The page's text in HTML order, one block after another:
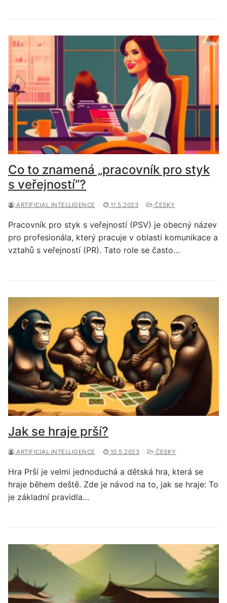
Co to znamená „pracovník pro styk
s veřejností“?
ARTIFICIAL INTELLIGENCE 11.5.2023 ČESKY
Pracovník pro styk s veřejností (PSV) je obecný název
pro profesionála, který pracuje v oblasti komunikace a
vztahů s veřejností (PR). Tato role se často…
Jak se hraje prší?
ARTIFICIAL INTELLIGENCE 10.5.2023 ČESKY
Hra Prší je velmi jednoduchá a dětská hra, která se
hraje během deště. Zde je návod na to, jak se hraje: To
je základní pravidla…